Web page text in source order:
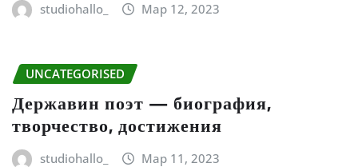
studiohallo_ Мар 12, 2023
UNCATEGORISED
Державин поэт — биография,
творчество, достижения
studiohallo_ Мар 11, 2023